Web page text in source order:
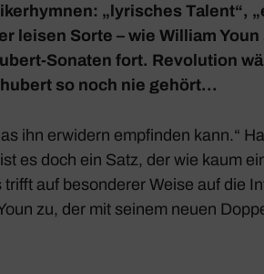
„lyri­sches Talent“,
leisen Sorte – wie William Youn
Sonaten fort. Revo­lu­tion
so noch nie gehört…
ihn erwi­dern empfinden kann.“
es doch ein Satz, der wie kaum
auf beson­derer Weise auf die
zu, der mit seinem neuen